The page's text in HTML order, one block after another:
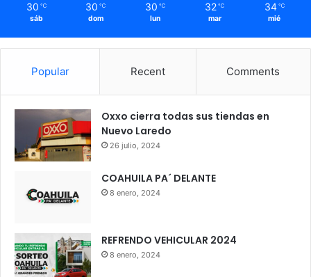
30 ℃
sáb
30 ℃
dom
30 ℃
lun
32 ℃
mar
34 ℃
mié
Popular Recent Comments
Oxxo cierra todas sus tiendas en
Nuevo Laredo
26 julio, 2024
COAHUILA PA´ DELANTE
8 enero, 2024
REFRENDO VEHICULAR 2024
8 enero, 2024